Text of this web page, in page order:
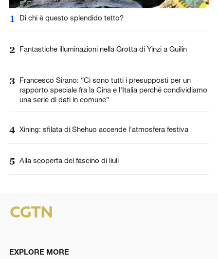
1 Di chi è questo splendido tetto?
2 Fantastiche illuminazioni nella Grotta di Yinzi a Guilin
3 Francesco Sirano: “Ci sono tutti i presupposti per un
rapporto speciale fra la Cina e l'Italia perché condividiamo
una serie di dati in comune”
4 Xining: sfilata di Shehuo accende l’atmosfera festiva
5 Alla scoperta del fascino di liuli
EXPLORE MORE